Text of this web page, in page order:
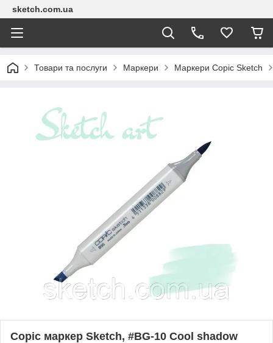
sketch.com.ua
Товари та послуги Маркери Маркери Copic Sketch
Copic маркер Sketch, #BG-10 Cool shadow